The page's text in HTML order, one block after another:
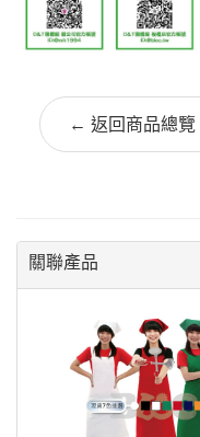
← 返回商品總覽
關聯產品